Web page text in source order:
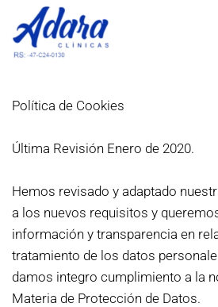
Skip to main content
Política de Cookies
Última Revisión Enero de 2020.
Hemos revisado y adaptado
a los nuevos requisitos y
información y transparencia en
tratamiento de los datos
damos integro cumplimiento a la
Materia de Protección de Datos.